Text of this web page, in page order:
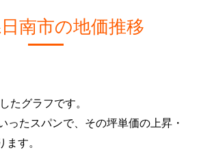
南市の地価推移
たグラフです。
ったスパンで、その坪単価の上昇・
す。